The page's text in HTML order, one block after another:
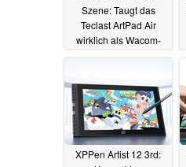
Szene: Taugt das
Teclast ArtPad Air
wirklich als Wacom-
XPPen Artist 12 3rd: